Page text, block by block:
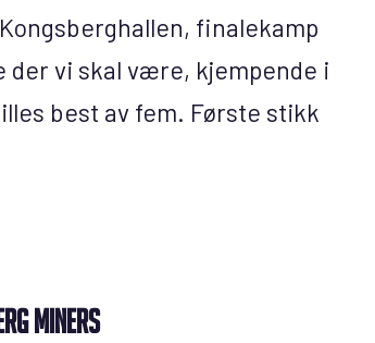
finalekamp
der vi skal være, kjempende i
best av fem. Første stikk
Miners